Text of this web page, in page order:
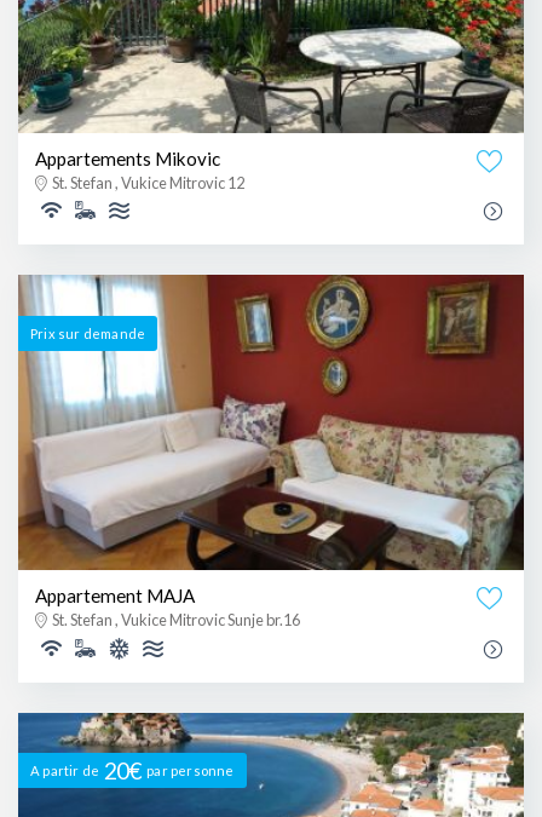
Appartements Mikovic
St. Stefan , Vukice Mitrovic 12
Prix ​​sur demande
Appartement MAJA
St. Stefan , Vukice Mitrovic Sunje br.16
A partir de 20€ par personne